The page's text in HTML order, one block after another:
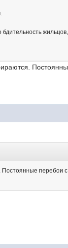
перебои